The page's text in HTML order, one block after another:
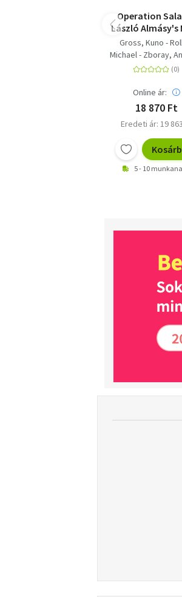
Operation
László Almásy's
Daring Mission
Desert War
Gross, Kuno -
Michael - Zboray,
Almásy, László
Online ár:
18 870 Ft
Eredeti ár: 19
5 - 10